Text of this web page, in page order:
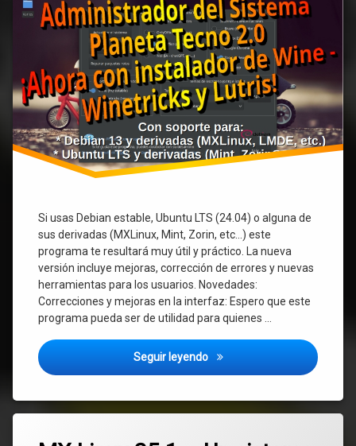
Si usas Debian estable, Ubuntu LTS (24.04) o alguna de
sus derivadas (MXLinux, Mint, Zorin, etc…) este
programa te resultará muy útil y práctico. La nueva
versión incluye mejoras, corrección de errores y nuevas
herramientas para los usuarios. Novedades:
Correcciones y mejoras en la interfaz: Espero que este
programa pueda ser de utilidad para quienes …
Seguir leyendo Administrador del Sistema
Wine
y
Lutris!